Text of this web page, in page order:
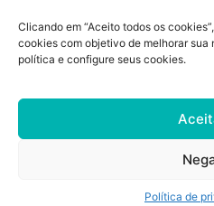
Clicando em “Aceito todos os
cookies com objetivo de melhorar sua
política e configure seus cookies.
Política de
(19) 3873-2131 / 3883-1640
Desenvolvido porConnectAll